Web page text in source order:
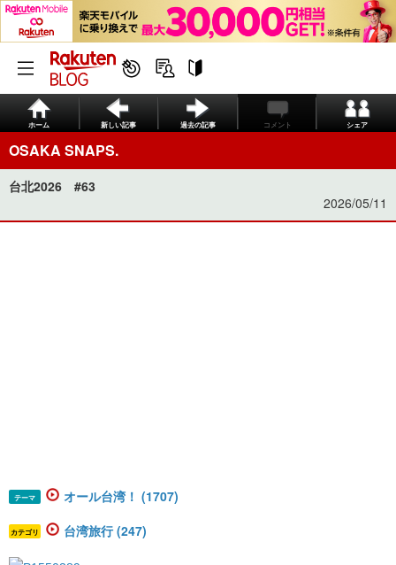
ホーム 新しい記事 過去の記事 コメント シェア
OSAKA SNAPS.
台北2026 #63
2026/05/11
テーマ オール台湾！ (1707)
カテゴリ 台湾旅行 (247)